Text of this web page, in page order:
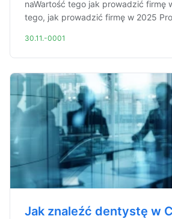
naWartość tego jak prowadzić firmę
tego, jak prowadzić firmę w 2025
30.11.-0001
Jak znaleźć dentystę w